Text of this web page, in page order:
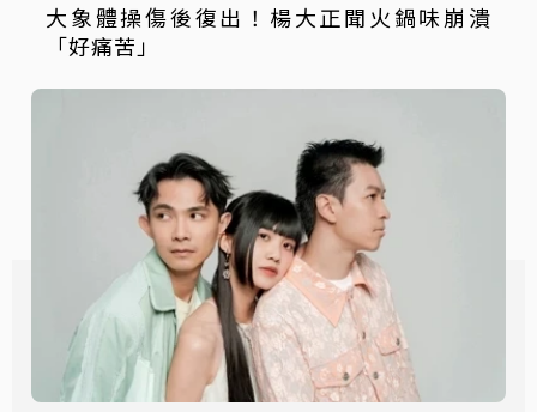
大象體操傷後復出！楊大正聞火鍋味崩潰
「好痛苦」